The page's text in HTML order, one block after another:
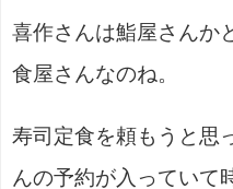
喜作さんは鮨屋さんか
食屋さんなのね。
寿司定食を頼もうと思
んの予約が入っていて